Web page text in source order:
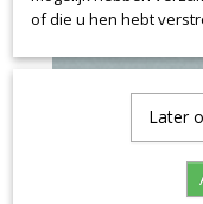
of die u hen hebt
Later